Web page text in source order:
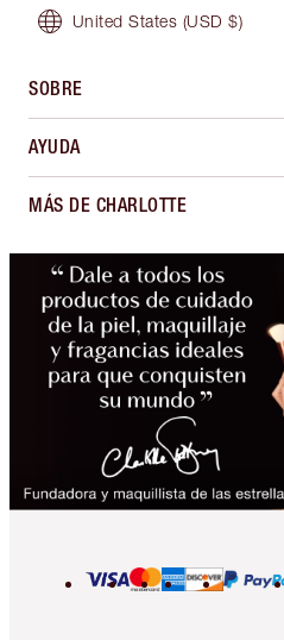
United States (USD $)
SOBRE
AYUDA
MÁS DE CHARLOTTE